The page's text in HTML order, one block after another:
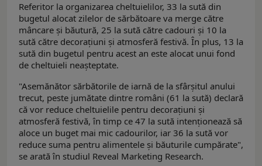
Referitor la organizarea cheltuielilor, 33 la sută din
bugetul alocat zilelor de sărbătoare va merge către
mâncare şi băutură, 25 la sută către cadouri şi 10 la
sută către decoraţiuni şi atmosferă festivă. În plus, 13 la
sută din bugetul pentru acest an este alocat unui fond
de cheltuieli neaşteptate.
"Asemănător sărbătorile de iarnă de la sfârşitul anului
trecut, peste jumătate dintre români (61 la sută) declară
că vor reduce cheltuielile pentru decoraţiuni şi
atmosferă festivă, în timp ce 47 la sută intenţionează să
aloce un buget mai mic cadourilor, iar 36 la sută vor
reduce suma pentru alimentele şi băuturile cumpărate",
se arată în studiul Reveal Marketing Research.